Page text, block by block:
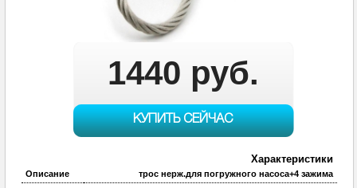
1440 руб.
КУПИТЬ СЕЙЧАС
Характеристики
Описание
трос нерж.для погружного насоса+4 зажима